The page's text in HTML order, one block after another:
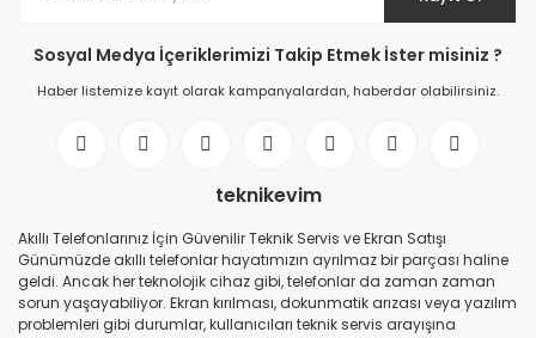
Sosyal Medya İçeriklerimizi Takip Etmek İster misiniz ?
Haber listemize kayıt olarak kampanyalardan, haberdar olabilirsiniz.
teknikevim
Akıllı Telefonlarınız İçin Güvenilir Teknik Servis ve Ekran Satışı
Günümüzde akıllı telefonlar hayatımızın ayrılmaz bir parçası haline
geldi. Ancak her teknolojik cihaz gibi, telefonlar da zaman zaman
sorun yaşayabiliyor. Ekran kırılması, dokunmatik arızası veya yazılım
problemleri gibi durumlar, kullanıcıları teknik servis arayışına